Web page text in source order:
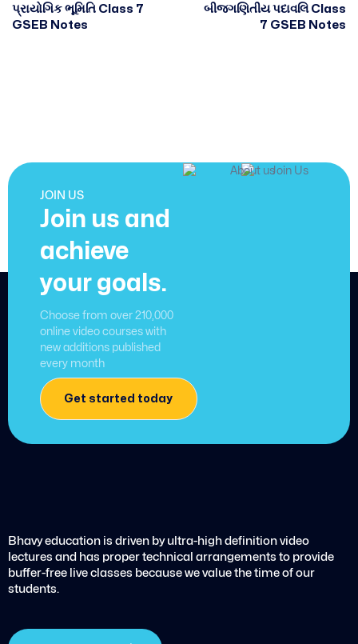
પ્રાયોગિક ભૂમિતિ Class 7
GSEB Notes
બીજગણિતીય પદાવલિ Class
7 GSEB Notes
JOIN US
Join us and
achieve
your goals.
Choose from over 210,000
online video courses with
new additions published
every month
Get started today
Bhavy education is driven by ultra-high definition video
lectures and has proper technical arrangements to provide
buffer-free live classes because we value the time of our
students.